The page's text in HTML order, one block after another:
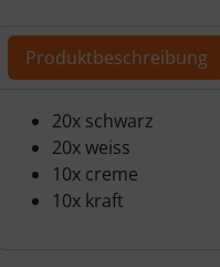
Produktbeschreibung
20x schwarz
20x weiss
10x creme
10x kraft